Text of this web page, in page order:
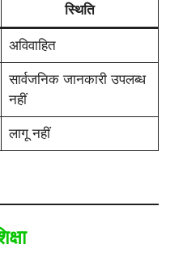
स्थिति
अविवाहित
सार्वजनिक जानकारी उपलब्ध
नहीं
लागू नहीं